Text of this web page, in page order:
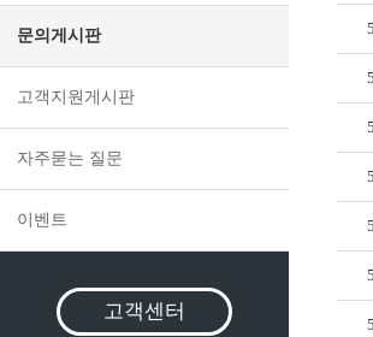
문의게시판
고객지원게시판
자주묻는 질문
이벤트
고객센터